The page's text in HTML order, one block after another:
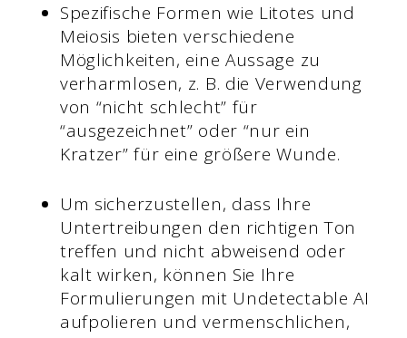
Spezifische Formen wie Litotes und
Meiosis bieten verschiedene
Möglichkeiten, eine Aussage zu
verharmlosen, z. B. die Verwendung
von “nicht schlecht” für
“ausgezeichnet” oder “nur ein
Kratzer” für eine größere Wunde.
Um sicherzustellen, dass Ihre
Untertreibungen den richtigen Ton
treffen und nicht abweisend oder
kalt wirken, können Sie Ihre
Formulierungen mit Undetectable AI
aufpolieren und vermenschlichen,